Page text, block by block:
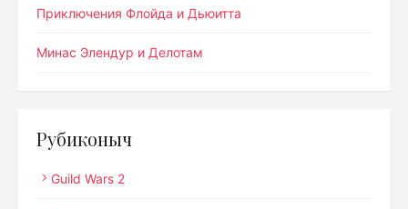
Приключения Флойда и Дьюитта
Минас Элендур и Делотам
Рубиконыч
Guild Wars 2